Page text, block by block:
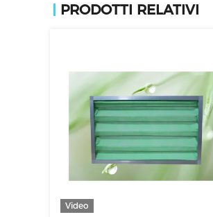
PRODOTTI RELATIVI
Video